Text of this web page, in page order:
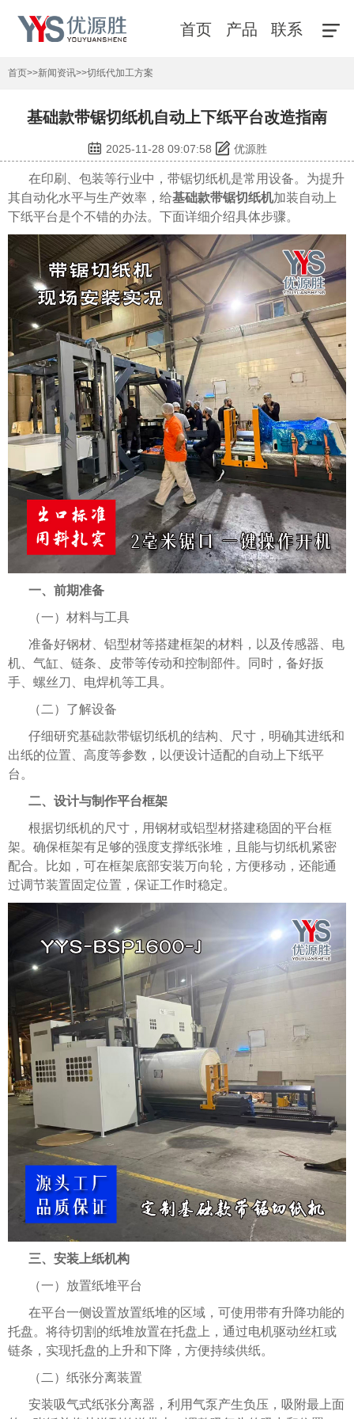
首页 产品 联系
首页>>新闻资讯>>切纸代加工方案
基础款带锯切纸机自动上下纸平台改造指南
2025-11-28 09:07:58 优源胜
在印刷、包装等行业中，带锯切纸机是常用设备。为提升
其自动化水平与生产效率，给基础款带锯切纸机加装自动上
下纸平台是个不错的办法。下面详细介绍具体步骤。
一、前期准备
（一）材料与工具
准备好钢材、铝型材等搭建框架的材料，以及传感器、电
机、气缸、链条、皮带等传动和控制部件。同时，备好扳
手、螺丝刀、电焊机等工具。
（二）了解设备
仔细研究基础款带锯切纸机的结构、尺寸，明确其进纸和
出纸的位置、高度等参数，以便设计适配的自动上下纸平
台。
二、设计与制作平台框架
根据切纸机的尺寸，用钢材或铝型材搭建稳固的平台框
架。确保框架有足够的强度支撑纸张堆，且能与切纸机紧密
配合。比如，可在框架底部安装万向轮，方便移动，还能通
过调节装置固定位置，保证工作时稳定。
三、安装上纸机构
（一）放置纸堆平台
在平台一侧设置放置纸堆的区域，可使用带有升降功能的
托盘。将待切割的纸堆放置在托盘上，通过电机驱动丝杠或
链条，实现托盘的上升和下降，方便持续供纸。
（二）纸张分离装置
安装吸气式纸张分离器，利用气泵产生负压，吸附最上面